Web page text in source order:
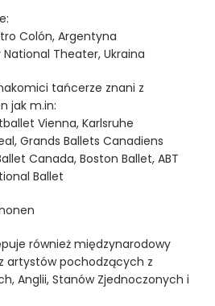
Colón, Argentyna
Theater, Ukraina
tańcerze znani z
jak m.in:
Vienna, Karlsruhe
Grands Ballets Canadiens
Canada, Boston Ballet, ABT
Ballet
również międzynarodowy
artystów pochodzących z
Anglii, Stanów Zjednoczonych i